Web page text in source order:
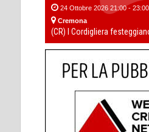
24 Ottobre 2026 21:00 - 23:00
Cremona
(CR) I Cordigliera